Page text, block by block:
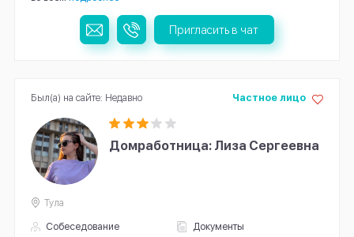
Пригласить в чат
Домработница: Лиза Сергеевна
Собеседование
Документы
Частное лицо
Тула
Был(а) на сайте: Недавно